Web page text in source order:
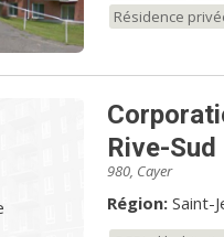
Résidence
Rive-Sud
980, Cayer
Région: Saint-